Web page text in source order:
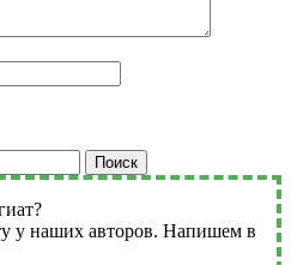
Поиск
у наших авторов. Напишем в